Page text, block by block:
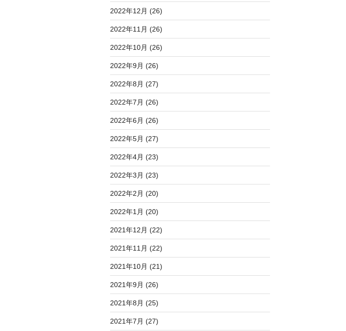
2022年12月 (26)
2022年11月 (26)
2022年10月 (26)
2022年9月 (26)
2022年8月 (27)
2022年7月 (26)
2022年6月 (26)
2022年5月 (27)
2022年4月 (23)
2022年3月 (23)
2022年2月 (20)
2022年1月 (20)
2021年12月 (22)
2021年11月 (22)
2021年10月 (21)
2021年9月 (26)
2021年8月 (25)
2021年7月 (27)